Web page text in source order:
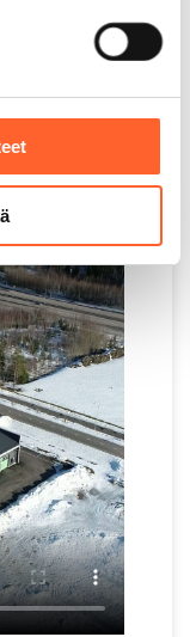
ja autokin